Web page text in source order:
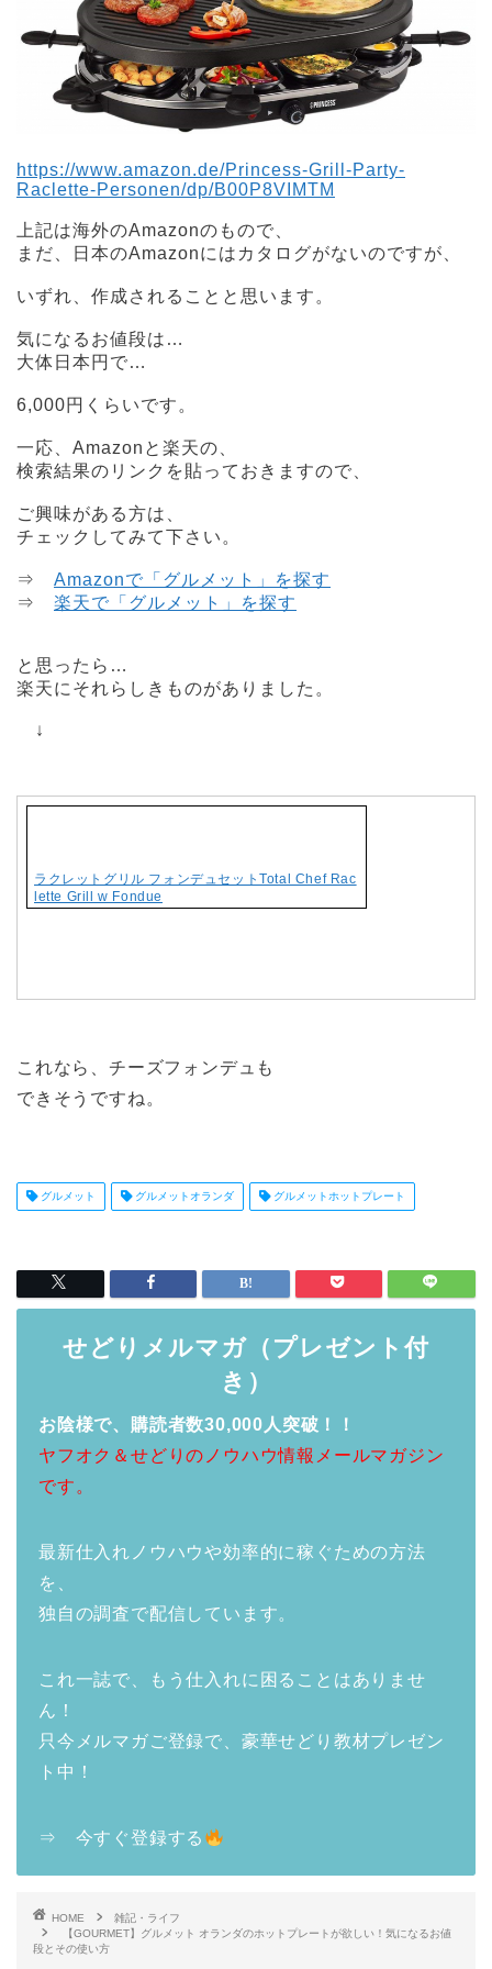
https://www.amazon.de/Princess-Grill-Party-
Raclette-Personen/dp/B00P8VIMTM
上記は海外のAmazonのもので、
まだ、日本のAmazonにはカタログがないのですが、
いずれ、作成されることと思います。
気になるお値段は…
大体日本円で…
6,000円くらいです。
一応、Amazonと楽天の、
検索結果のリンクを貼っておきますので、
ご興味がある方は、
チェックしてみて下さい。
⇒ Amazonで「グルメット」を探す
⇒ 楽天で「グルメット」を探す
と思ったら…
楽天にそれらしきものがありました。
↓
ラクレットグリル フォンデュセットTotal Chef Rac
lette Grill w Fondue
これなら、チーズフォンデュも
できそうですね。
グルメット グルメットオランダ グルメットホットプレート
せどりメルマガ（プレゼント付
き）
お陰様で、購読者数30,000人突破！！
ヤフオク＆せどりのノウハウ情報メールマガジン
です。
最新仕入れノウハウや効率的に稼ぐための方法
を、
独自の調査で配信しています。
これ一誌で、もう仕入れに困ることはありませ
ん！
只今メルマガご登録で、豪華せどり教材プレゼン
ト中！
⇒ 今すぐ登録する
HOME
雑記・ライフ
【GOURMET】グルメット オランダのホットプレートが欲しい！気になるお値
段とその使い方